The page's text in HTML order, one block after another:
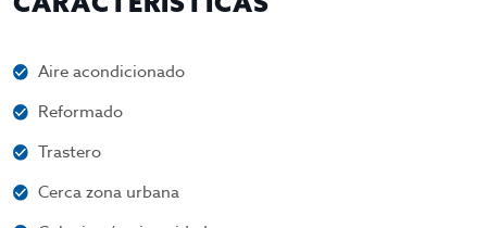
Aire acondicionado
Reformado
Trastero
Cerca zona urbana